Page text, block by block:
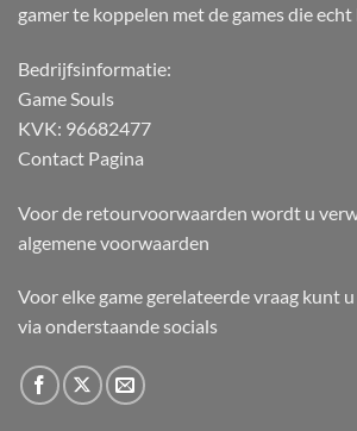
gamer te koppelen met de games die echt
Bedrijfsinformatie:
Game Souls
KVK: 96682477
Contact Pagina
Voor de retourvoorwaarden wordt u
algemene voorwaarden
Voor elke game gerelateerde vraag kunt
via onderstaande socials